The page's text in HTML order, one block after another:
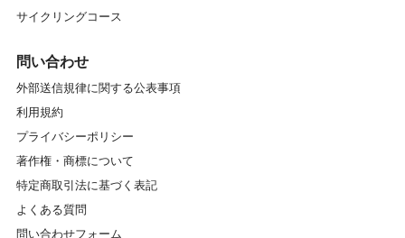
サイクリングコース
問い合わせ
外部送信規律に関する公表事項
利用規約
プライバシーポリシー
著作権・商標について
特定商取引法に基づく表記
よくある質問
問い合わせフォーム